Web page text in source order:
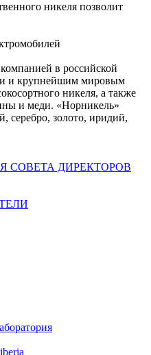
никеля позволит
в российской
и крупнейшим мировым
никеля, а также
и меди. «Норникель»
серебро, золото, иридий,
СОВЕТА ДИРЕКТОРОВ